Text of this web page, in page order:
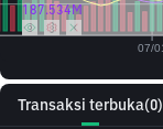
Transaksi terbuka(0)
187.534M